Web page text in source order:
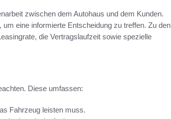
zwischen dem Autohaus und dem Kunden.
eine informierte Entscheidung zu treffen. Zu den
die Vertragslaufzeit sowie spezielle
Diese umfassen:
Fahrzeug leisten muss.